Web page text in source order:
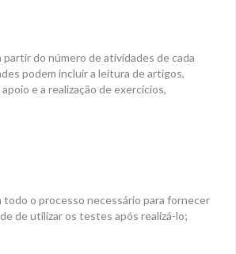
partir do número de atividades de cada
podem incluir a leitura de artigos,
e a realização de exercícios,
todo o processo necessário para fornecer
de utilizar os testes após realizá-lo;